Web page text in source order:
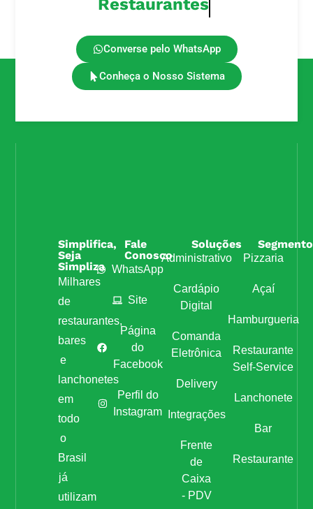
Lanchonetes
Converse pelo WhatsApp
Conheça o Nosso Sistema
Simplifica,
Seja
Simpliza
Milhares
de
restaurantes,
bares
e
lanchonetes
em
todo
o
Brasil
já
utilizam
Fale
Conosco
WhatsApp
Site
Página
do
Facebook
Perfil do
Instagram
Soluções
Administrativo
Cardápio
Digital
Comanda
Eletrônica
Delivery
Integrações
Frente
de
Caixa
- PDV
Pizzaria
Açaí
Hamburgueria
Restaurante
Self-Service
Lanchonete
Bar
Restaurante